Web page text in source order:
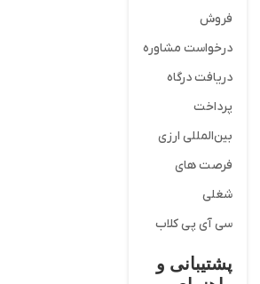
فروش
درخواست مشاوره
دریافت درگاه
پرداخت
بین‌المللی ارزی
فرصت های
شغلی
سی آی پی کلاب
پشتیبانی و